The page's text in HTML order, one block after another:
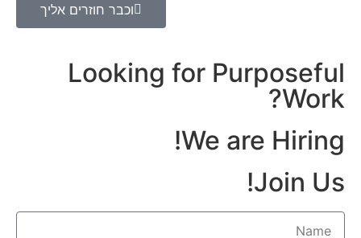
וכבר חוזרים אליך
Looking for Purposeful
Work?
We are Hiring!
Join Us!